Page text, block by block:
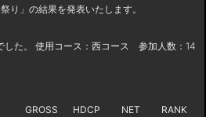
り」の結果を発表いたします。
した。 使用コース：西コース 参加人数：14
GROSS HDCP NET RANK